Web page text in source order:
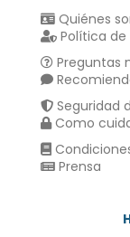
Quiénes
Política
Preguntas
Seguridad
Como
Prensa